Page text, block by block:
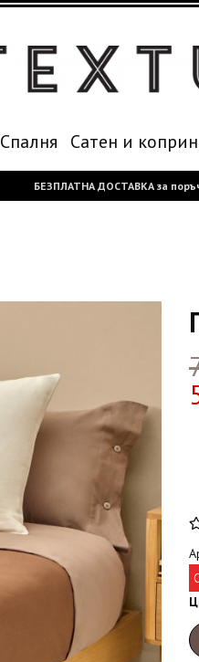
Спалня Сатен и
БЕЗПЛАТНА ДОСТАВКА за